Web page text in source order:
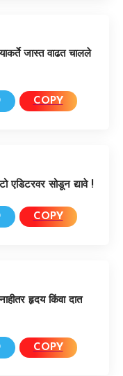
जास्त वाढत चालले
COPY
एडिटरवर सोडून द्यावे !
COPY
हृदय किंवा दात
COPY